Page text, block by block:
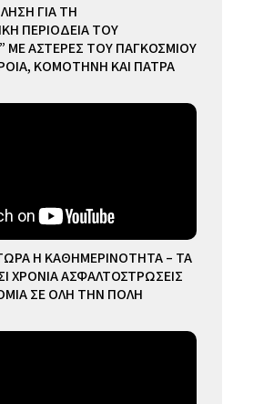
ΓΙΑ ΤΗ
ΠΕΡΙΟΔΕΙΑ ΤΟΥ
ΜΕ ΑΣΤΕΡΕΣ ΤΟΥ ΠΑΓΚΟΣΜΙΟΥ
ΚΟΜΟΤΗΝΗ ΚΑΙ ΠΑΤΡΑ
Η ΚΑΘΗΜΕΡΙΝΟΤΗΤΑ – ΤΑ
ΧΡΟΝΙΑ ΑΣΦΑΛΤΟΣΤΡΩΣΕΙΣ
ΣΕ ΟΛΗ ΤΗΝ ΠΟΛΗ